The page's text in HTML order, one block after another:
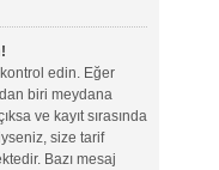
kontrol edin. Eğer
biri meydana
ve kayıt sırasında
size tarif
Bazı mesaj